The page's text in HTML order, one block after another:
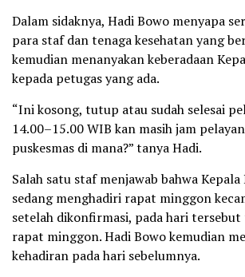
Dalam sidaknya, Hadi Bowo menyapa
para staf dan tenaga kesehatan yang
kemudian menanyakan keberadaan
kepada petugas yang ada.
“Ini kosong, tutup atau sudah selesai
14.00–15.00 WIB kan masih jam
puskesmas di mana?” tanya Hadi.
Salah satu staf menjawab bahwa Kepala
sedang menghadiri rapat minggon
setelah dikonfirmasi, pada hari tersebut
rapat minggon. Hadi Bowo kemudian
kehadiran pada hari sebelumnya.